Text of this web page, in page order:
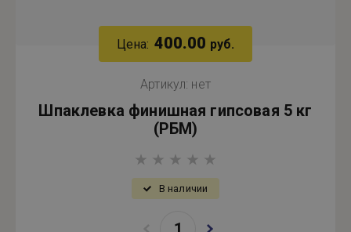
Цена: 400.00 руб.
Артикул: нет
Шпаклевка финишная гипсовая 5 кг
(РБМ)
В наличии